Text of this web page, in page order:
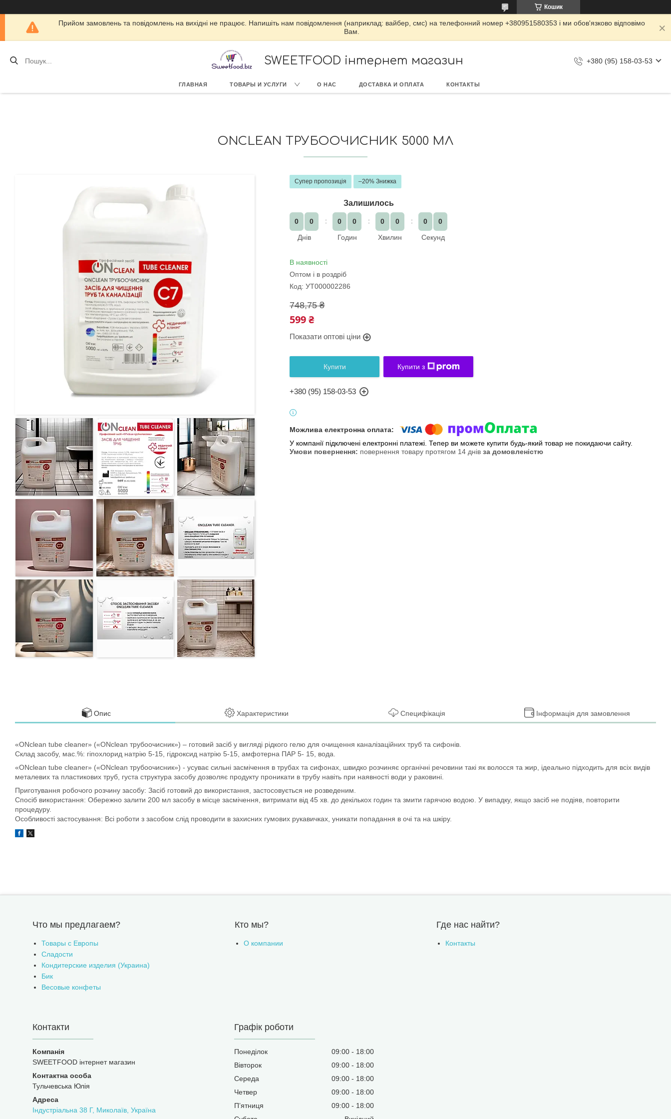
Кошик
Прийом замовлень та повідомлень на вихідні не працює. Напишіть нам повідомлення (наприклад: вайбер, смс) на телефонний номер +380951580353 і ми обов'язково відповімо
Вам.
SWEETFOOD інтернет магазин +380 (95) 158-03-53
ГЛАВНАЯ ТОВАРЫ И УСЛУГИ О НАС ДОСТАВКА И ОПЛАТА КОНТАКТЫ
ONСLEAN ТРУБООЧИСНИК 5000 МЛ
Супер пропозиція –20%
Залишилось
0
0
Днів
0
0
Годин
0
0
Хвилин
0
0
Секунд
В наявності
Оптом і в роздріб
Код: УТ000002286
748,75 ₴
599 ₴
Показати оптові ціни
Купити Купити з
+380 (95) 158-03-53
У компанії підключені електронні платежі. Тепер ви можете купити будь-який товар не покидаючи сайту.
повернення товару протягом 14 днів за домовленістю
Опис Характеристики Специфікація Інформація для замовлення
«ONclean tube cleaner» («ONclean трубоочисник») – готовий засіб у вигляді рідкого гелю для очищення каналізаційних труб та сифонів.
Склад засобу, мас.%: гіпохлорид натрію 5-15, гідроксид натрію 5-15, амфотерна ПАР 5- 15, вода.
«ONclean tube cleaner» («ONclean трубоочисник») - усуває сильні засмічення в трубах та сифонах, швидко розчиняє органічні речовини такі як волосся та жир, ідеально підходить для всіх видів
металевих та пластикових труб, густа структура засобу дозволяє продукту проникати в трубу навіть при наявності води у раковині.
Приготування робочого розчину засобу: Засіб готовий до використання, застосовується не розведеним.
Спосіб використання: Обережно залити 200 мл засобу в місце засмічення, витримати від 45 хв. до декількох годин та змити гарячою водою. У випадку, якщо засіб не подіяв, повторити
процедуру.
Особливості застосування: Всі роботи з засобом слід проводити в захисних гумових рукавичках, уникати попадання в очі та на шкіру.
Что мы предлагаем?
Товары с Европы
Сладости
Кондитерские изделия (Украина)
Бик
Весовые конфеты
Кто мы?
О компании
Где нас найти?
Контакты
Контакти
SWEETFOOD інтернет магазин
Тульчевська Юлія
Індустріальна 38 Г, Миколаїв, Україна
Графік роботи
Понеділок 09:00
18:00
Вівторок
09:00
18:00
Середа
09:00
18:00
Четвер
09:00
18:00
Пʼятниця
09:00
18:00